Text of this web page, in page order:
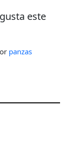
este
panzas